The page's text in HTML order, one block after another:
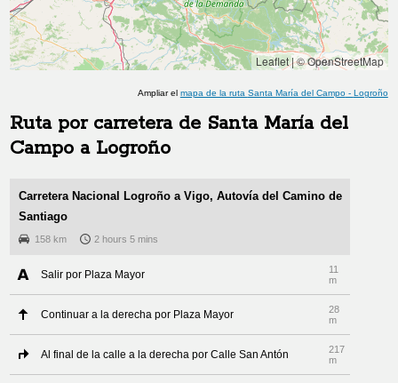
Leaflet|© OpenStreetMap
Ampliar el mapa de la ruta Santa María del Campo- Logroño
Ruta por carretera de Santa María del
Campo a Logroño
Carretera Nacional Logroño a Vigo, Autovía del Camino de
Santiago
158 km 2 hours 5 mins
Salir por Plaza Mayor
11
m
Continuar a la derecha por Plaza Mayor
28
m
Al final de la calle a la derecha por Calle San Antón
217
m